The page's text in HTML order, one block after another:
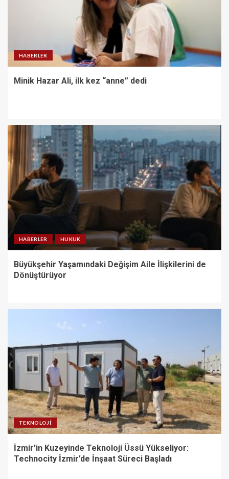
HABERLER
Minik Hazar Ali, ilk kez “anne” dedi
HABERLER HUKUK
Büyükşehir Yaşamındaki Değişim Aile İlişkilerini de
Dönüştürüyor
TEKNOLOJI
İzmir’in Kuzeyinde Teknoloji Üssü Yükseliyor:
Technocity İzmir’de İnşaat Süreci Başladı